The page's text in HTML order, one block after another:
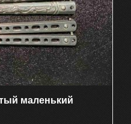
маленький